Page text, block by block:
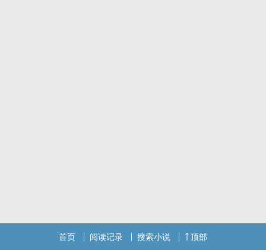
首页 阅读记录 搜索小说 顶部